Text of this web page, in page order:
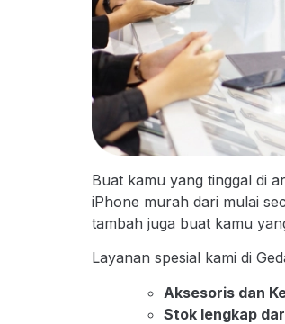
Buat kamu yang tinggal di
iPhone murah dari mulai
tambah juga buat kamu
Layanan spesial kami di
Aksesoris dan
Stok lengkap